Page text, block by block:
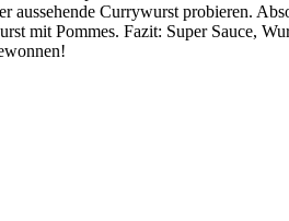
aussehende Currywurst probieren.
mit Pommes. Fazit: Super Sauce,